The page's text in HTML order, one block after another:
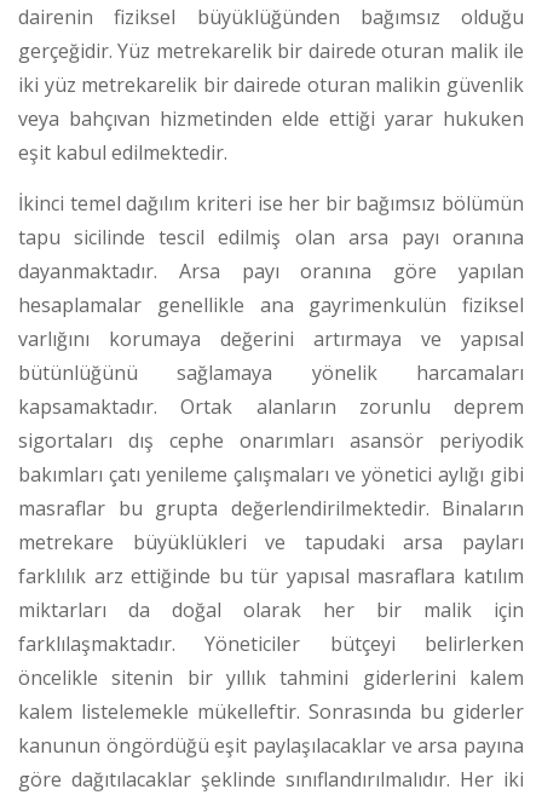
dairenin fiziksel büyüklüğünden bağımsız olduğu
gerçeğidir. Yüz metrekarelik bir dairede oturan malik ile
iki yüz metrekarelik bir dairede oturan malikin güvenlik
veya bahçıvan hizmetinden elde ettiği yarar hukuken
eşit kabul edilmektedir.
İkinci temel dağılım kriteri ise her bir bağımsız bölümün
tapu sicilinde tescil edilmiş olan arsa payı oranına
dayanmaktadır. Arsa payı oranına göre yapılan
hesaplamalar genellikle ana gayrimenkulün fiziksel
varlığını korumaya değerini artırmaya ve yapısal
bütünlüğünü sağlamaya yönelik harcamaları
kapsamaktadır. Ortak alanların zorunlu deprem
sigortaları dış cephe onarımları asansör periyodik
bakımları çatı yenileme çalışmaları ve yönetici aylığı gibi
masraflar bu grupta değerlendirilmektedir. Binaların
metrekare büyüklükleri ve tapudaki arsa payları
farklılık arz ettiğinde bu tür yapısal masraflara katılım
miktarları da doğal olarak her bir malik için
farklılaşmaktadır. Yöneticiler bütçeyi belirlerken
öncelikle sitenin bir yıllık tahmini giderlerini kalem
kalem listelemekle mükelleftir. Sonrasında bu giderler
kanunun öngördüğü eşit paylaşılacaklar ve arsa payına
göre dağıtılacaklar şeklinde sınıflandırılmalıdır. Her iki